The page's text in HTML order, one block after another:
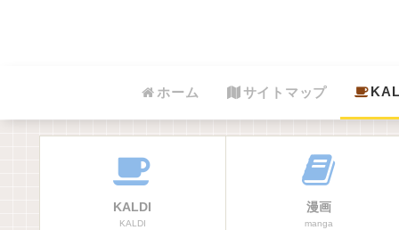
ホーム サイトマップ
KALDI
KALDI
漫画
manga